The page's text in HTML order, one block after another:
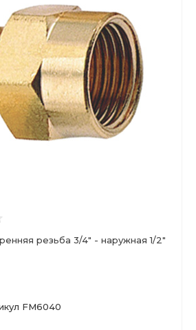
резьба 3/4" - наружная 1/2"
FM6040